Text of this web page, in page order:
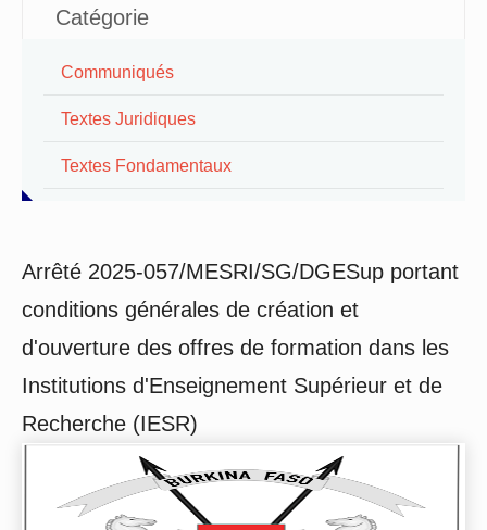
Catégorie
Communiqués
Textes Juridiques
Textes Fondamentaux
Arrêté 2025-057/MESRI/SG/DGESup portant
conditions générales de création et
d'ouverture des offres de formation dans les
Institutions d'Enseignement Supérieur et de
Recherche (IESR)